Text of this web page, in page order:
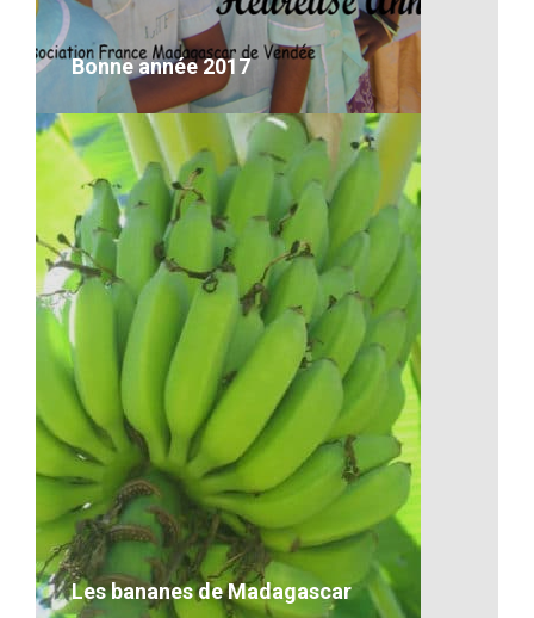
VOIR LE DÉTAIL
Bonne année 2017
Bonne année 2017
VOIR LE DÉTAIL
Les bananes de Madagascar